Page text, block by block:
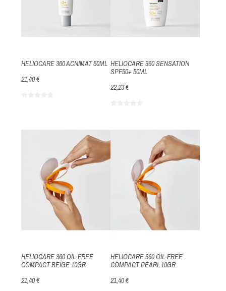
HELIOCARE 360 ACNIMAT 50ML
21,40 €
HELIOCARE 360 SENSATION
SPF50+ 50ML
22,23 €
HELIOCARE 360 OIL-FREE
COMPACT BEIGE 10GR
21,40 €
HELIOCARE 360 OIL-FREE
COMPACT PEARL 10GR
21,40 €